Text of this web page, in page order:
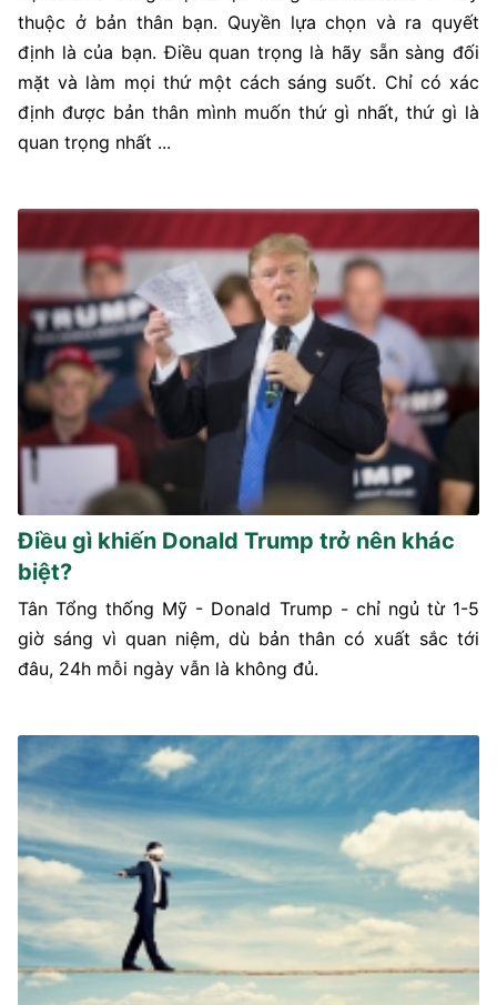
thuộc ở bản thân bạn. Quyền lựa chọn và ra quyết
định là của bạn. Điều quan trọng là hãy sẵn sàng đối
mặt và làm mọi thứ một cách sáng suốt. Chỉ có xác
định được bản thân mình muốn thứ gì nhất, thứ gì là
quan trọng nhất ...
Điều gì khiến Donald Trump trở nên khác
biệt?
Tân Tổng thống Mỹ - Donald Trump - chỉ ngủ từ 1-5
giờ sáng vì quan niệm, dù bản thân có xuất sắc tới
đâu, 24h mỗi ngày vẫn là không đủ.